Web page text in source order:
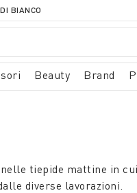
BIANCO
Beauty Brand
tiepide mattine in
diverse lavorazioni.